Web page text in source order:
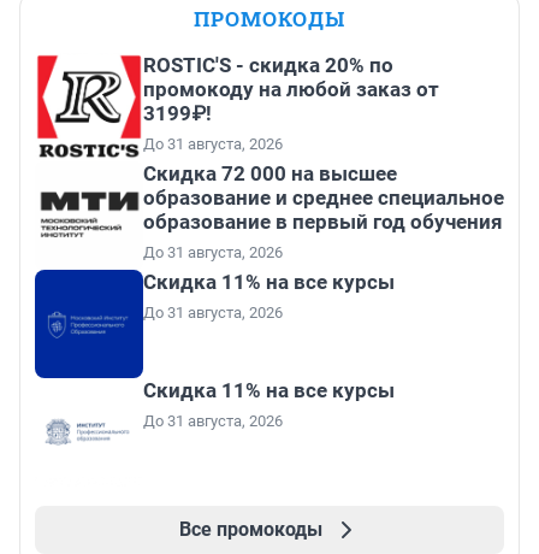
ПРОМОКОДЫ
ROSTIC'S - скидка 20% по
промокоду на любой заказ от
3199₽!
До 31 августа, 2026
Скидка 72 000 на высшее
образование и среднее специальное
образование в первый год обучения
До 31 августа, 2026
Скидка 11% на все курсы
До 31 августа, 2026
Скидка 11% на все курсы
До 31 августа, 2026
Все промокоды